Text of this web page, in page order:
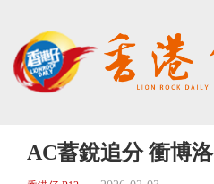
AC蓄銳追分 衝博洛